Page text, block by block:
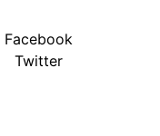
Facebook
Twitter